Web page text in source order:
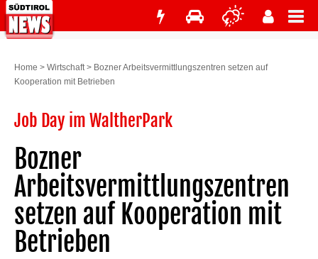
Home > Wirtschaft> Bozner Arbeitsvermittlungszentren setzen auf
Kooperation mit Betrieben
Job Day im WaltherPark
Bozner
Arbeitsvermittlungszentren
setzen auf Kooperation mit
Betrieben